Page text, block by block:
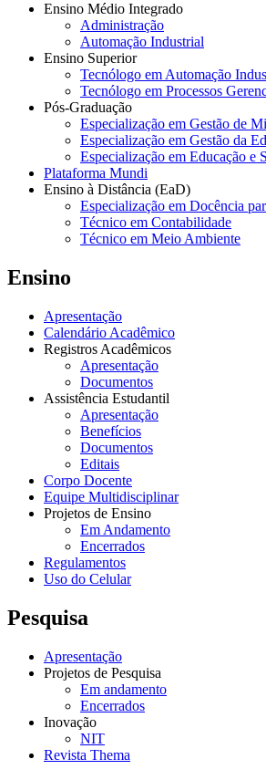
Ensino Médio Integrado
Administração
Automação Industrial
Ensino Superior
Tecnólogo em Automação
Tecnólogo em Processos
Pós-Graduação
Especialização em Gestão de
Especialização em Gestão da
Especialização em Educação e
Plataforma Mundi
Ensino à Distância (EaD)
Especialização em Docência
Técnico em Contabilidade
Técnico em Meio Ambiente
Ensino
Apresentação
Calendário Acadêmico
Registros Acadêmicos
Apresentação
Documentos
Assistência Estudantil
Apresentação
Benefícios
Documentos
Editais
Corpo Docente
Equipe Multidisciplinar
Projetos de Ensino
Em Andamento
Encerrados
Regulamentos
Uso do Celular
Pesquisa
Apresentação
Projetos de Pesquisa
Em andamento
Encerrados
Inovação
NIT
Revista Thema